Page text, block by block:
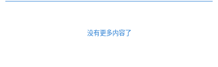
没有更多内容了